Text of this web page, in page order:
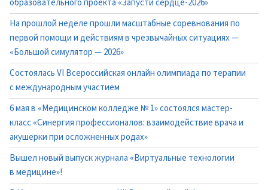
образовательного проекта «Запусти сердце-2026»
На прошлой неделе прошли масштабные соревнования по
первой помощи и действиям в чрезвычайных ситуациях —
«Большой симулятор — 2026»
Состоялась VI Всероссийская онлайн олимпиада по терапии
с международным участием
6 мая в «Медицинском колледже № 1» состоялся мастер-
класс «Синергия профессионалов: взаимодействие врача и
акушерки при осложненных родах»
Вышел новый выпуск журнала «Виртуальные технологии
в медицине»!